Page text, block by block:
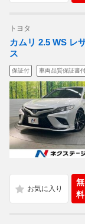
トヨタ
カムリ 2.5 WS レ
ス
保証付 車両品質保証書
無
料